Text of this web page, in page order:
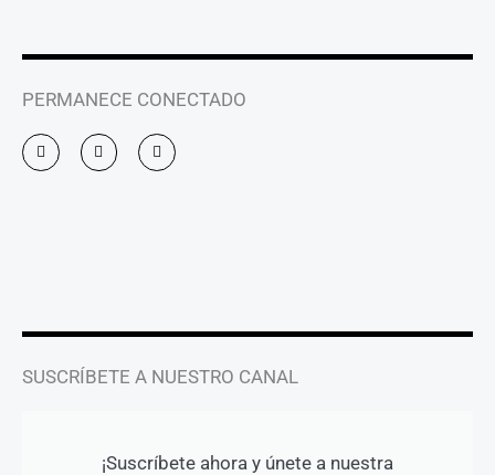
PERMANECE CONECTADO
I
n
s
F
a
c
Y
o
u
SUSCRÍBETE A NUESTRO CANAL
¡Suscríbete ahora y únete a nuestra